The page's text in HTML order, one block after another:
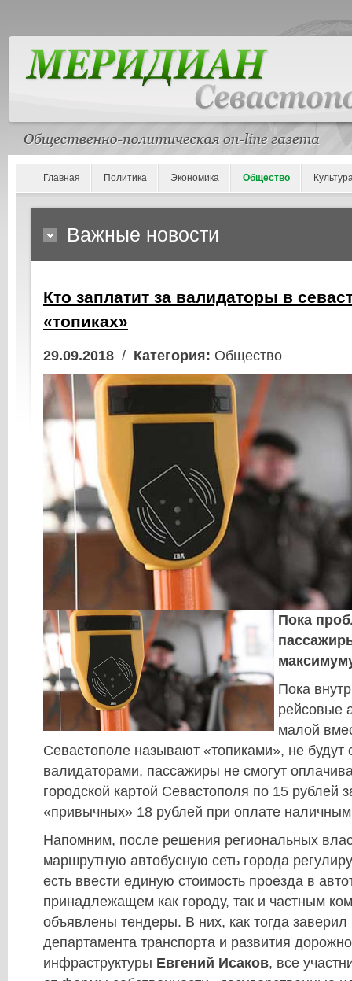
Главная Политика Экономика Общество
Важные новости
Кто заплатит за валидаторы в
«топиках»
29.09.2018 / Категория: Общество
Пока
Пока
рейсовые
малой
Севастополе называют «топиками», не будут
валидаторами, пассажиры не смогут
городской картой Севастополя по 15 рублей
«привычных» 18 рублей при оплате
Напомним, после решения региональных
маршрутную автобусную сеть города
есть ввести единую стоимость проезда в
принадлежащем как городу, так и частным
объявлены тендеры. В них, как тогда заверил
департамента транспорта и развития
инфраструктуры Евгений Исаков, все